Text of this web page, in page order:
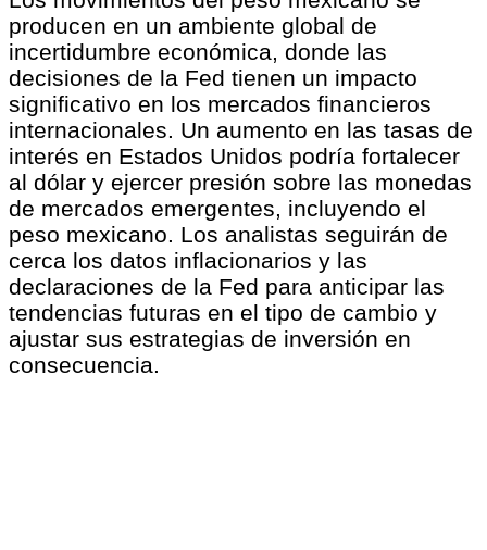
producen en un ambiente global de
incertidumbre económica, donde las
decisiones de la Fed tienen un impacto
significativo en los mercados financieros
internacionales. Un aumento en las tasas de
interés en Estados Unidos podría fortalecer
al dólar y ejercer presión sobre las monedas
de mercados emergentes, incluyendo el
peso mexicano. Los analistas seguirán de
cerca los datos inflacionarios y las
declaraciones de la Fed para anticipar las
tendencias futuras en el tipo de cambio y
ajustar sus estrategias de inversión en
consecuencia.